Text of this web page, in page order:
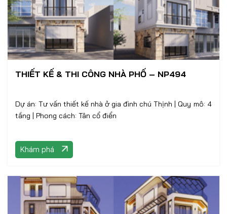
THIẾT KẾ & THI CÔNG NHÀ PHỐ – NP494
Dự án: Tư vấn thiết kế nhà ở gia đình chú Thịnh | Quy mô: 4
tầng | Phong cách: Tân cổ điển
Khám phá